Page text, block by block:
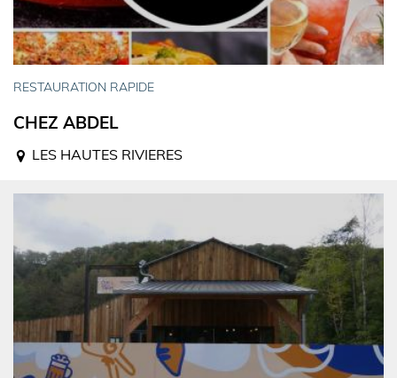
RESTAURATION RAPIDE
CHEZ ABDEL
LES HAUTES RIVIERES